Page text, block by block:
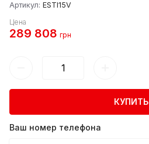
Артикул: ESTI15V
Цена
289 808 грн
КУПИТЬ
Ваш номер телефона